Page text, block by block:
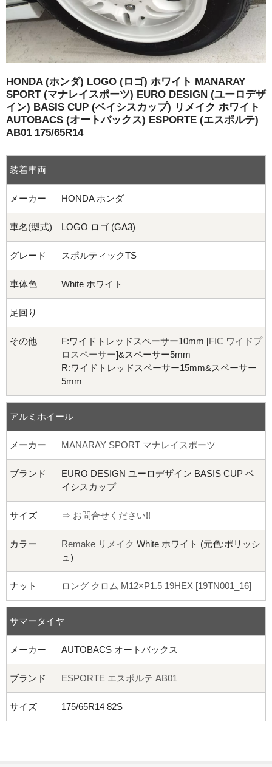
貫通ナット
袋ナット
ショート袋ナット
スチール鉄ホイール
持ち込み交換工賃
HONDA (ホンダ) LOGO (ロゴ) ホワイト MANARAY
SPORT (マナレイスポーツ) EURO DESIGN (ユーロデザ
イン) BASIS CUP (ベイシスカップ) リメイク ホワイト
AUTOBACS (オートバックス) ESPORTE (エスポルテ)
AB01 175/65R14
装着車両
メーカー HONDA ホンダ
車名(型式) LOGO ロゴ (GA3)
グレード スポルティックTS
車体色 White ホワイト
足回り
その他 F:ワイドトレッドスペーサー10mm [FIC ワイドプ
ロスペーサー]&スペーサー5mm
R:ワイドトレッドスペーサー15mm&スペーサー
5mm
アルミホイール
メーカー MANARAY SPORT マナレイスポーツ
ブランド
EURO DESIGN ユーロデザイン BASIS CUP ベ
イシスカップ
サイズ ⇒ お問合せください!!
カラー Remake リメイク White ホワイト (元色:ポリッシ
ュ)
ナット ロング クロム M12×P1.5 19HEX [19TN001_16]
サマータイヤ
メーカー AUTOBACS オートバックス
ブランド ESPORTE エスポルテ AB01
サイズ 175/65R14 82S